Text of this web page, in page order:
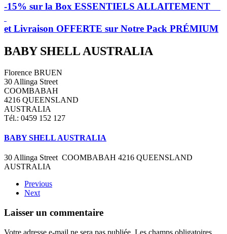
-15% sur la Box ESSENTIELS ALLAITEMENT
et Livraison OFFERTE sur Notre Pack PRÉMIUM
BABY SHELL AUSTRALIA
Florence BRUEN
30 Allinga Street
COOMBABAH
4216 QUEENSLAND
AUSTRALIA
Tél.: 0459 152 127
BABY SHELL AUSTRALIA
30 Allinga Street COOMBABAH 4216 QUEENSLAND
AUSTRALIA
Previous
Next
Laisser un commentaire
Votre adresse e-mail ne sera pas publiée. Les champs obligatoires